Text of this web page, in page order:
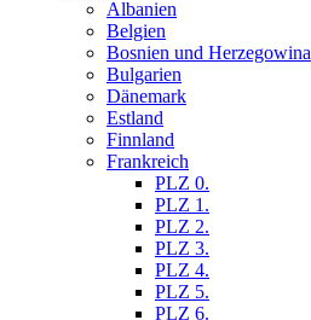
Albanien
Belgien
Bosnien und Herzegowina
Bulgarien
Dänemark
Estland
Finnland
Frankreich
PLZ 0.
PLZ 1.
PLZ 2.
PLZ 3.
PLZ 4.
PLZ 5.
PLZ 6.